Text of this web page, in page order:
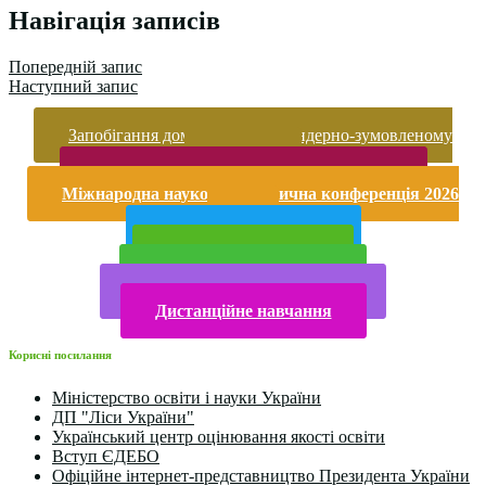
Навігація записів
Попередній запис
Наступний запис
Запобігання домашньому та гендерно-зумовленому
Міжнародна науково-практична конференція 2026
Дистанційне навчання
Корисні посилання
Міністерство освіти і науки України
ДП "Ліси України"
Український центр оцінювання якості освіти
Вступ ЄДЕБО
Офіційне інтернет-представництво Президента України